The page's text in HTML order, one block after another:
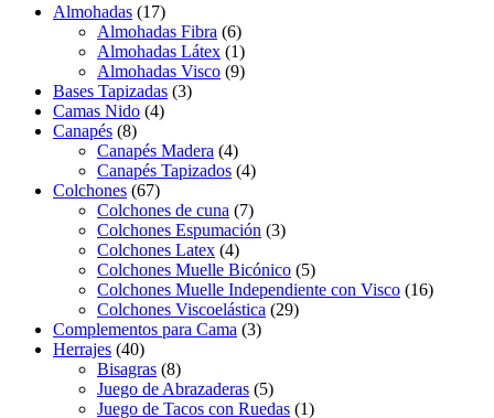
Almohadas (17)
Almohadas Fibra (6)
Almohadas Látex (1)
Almohadas Visco (9)
Bases Tapizadas (3)
Camas Nido (4)
Canapés (8)
Canapés Madera (4)
Canapés Tapizados (4)
Colchones (67)
Colchones de cuna (7)
Colchones Espumación (3)
Colchones Latex (4)
Colchones Muelle Bicónico (5)
Colchones Muelle Independiente con Visco (16)
Colchones Viscoelástica (29)
Complementos para Cama (3)
Herrajes (40)
Bisagras (8)
Juego de Abrazaderas (5)
Juego de Tacos con Ruedas (1)